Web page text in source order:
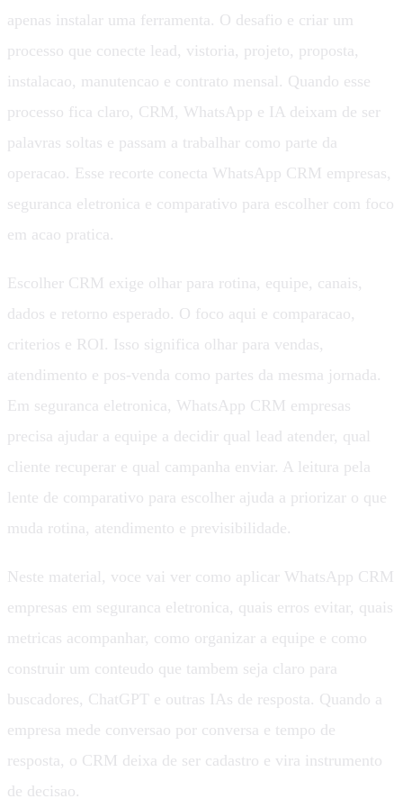
apenas instalar uma ferramenta. O desafio e criar um
processo que conecte lead, vistoria, projeto, proposta,
instalacao, manutencao e contrato mensal. Quando esse
processo fica claro, CRM, WhatsApp e IA deixam de ser
palavras soltas e passam a trabalhar como parte da
operacao. Esse recorte conecta WhatsApp CRM empresas,
seguranca eletronica e comparativo para escolher com foco
em acao pratica.
Escolher CRM exige olhar para rotina, equipe, canais,
dados e retorno esperado. O foco aqui e comparacao,
criterios e ROI. Isso significa olhar para vendas,
atendimento e pos-venda como partes da mesma jornada.
Em seguranca eletronica, WhatsApp CRM empresas
precisa ajudar a equipe a decidir qual lead atender, qual
cliente recuperar e qual campanha enviar. A leitura pela
lente de comparativo para escolher ajuda a priorizar o que
muda rotina, atendimento e previsibilidade.
Neste material, voce vai ver como aplicar WhatsApp CRM
empresas em seguranca eletronica, quais erros evitar, quais
metricas acompanhar, como organizar a equipe e como
construir um conteudo que tambem seja claro para
buscadores, ChatGPT e outras IAs de resposta. Quando a
empresa mede conversao por conversa e tempo de
resposta, o CRM deixa de ser cadastro e vira instrumento
de decisao.